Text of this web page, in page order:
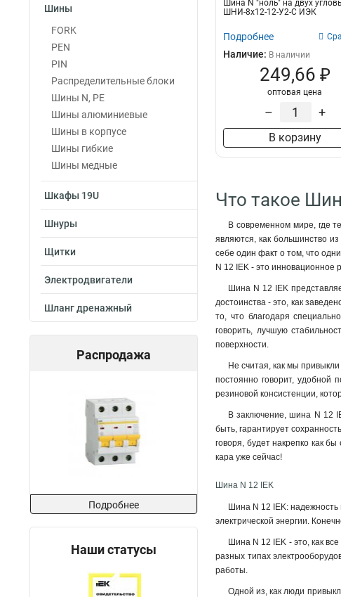
Шины
FORK
PEN
PIN
Распределительные блоки
Шины N, PE
Шины алюминиевые
Шины в корпусе
Шины гибкие
Шины медные
Шкафы 19U
Шнуры
Щитки
Электродвигатели
Шланг дренажный
Распродажа
Подробнее
Наши статусы
Шина N "ноль" на двух
ШНИ-8х12-12-У2-С ИЭК
Подробнее
Наличие: В наличии
249,66 ₽
оптовая цена
– +
В корзину
Что такое
В современном мире, где
являются, как большинство
себе один факт о том, что
N 12 IEK - это инновационное
Шина N 12 IEK
достоинства - это, как
то, что благодаря
говорить, лучшую
поверхности.
Не считая, как мы
постоянно говорит, удобной
резиновой консистенции,
В заключение, шина N 12
быть, гарантирует
говоря, будет накрепко как
кара уже сейчас!
Шина N 12 IEK
Шина N 12 IEK: надежность
электрической энергии.
Шина N 12 IEK - это, как
разных типах
работы.
Одной из, как люди